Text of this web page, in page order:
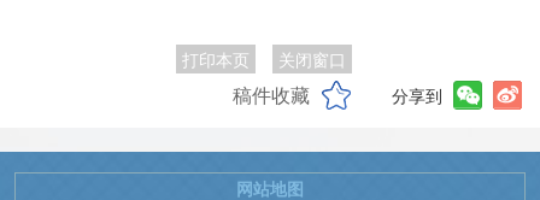
打印本页 关闭窗口
稿件收藏 分享到
网站地图